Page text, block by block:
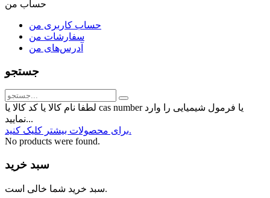
حساب من
حساب کاربری من
سفارشات من
آدرس‌های من
جستجو
لطفا نام کالا یا کد کالا یا cas number یا فرمول شیمیایی را وارد
نمایید...
برای محصولات بیشتر کلیک کنید.
No products were found.
سبد خرید
سبد خرید شما خالی است.